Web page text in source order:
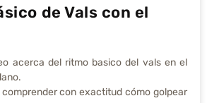
de Vals con el
acerca del ritmo basico del vals en el
con exactitud cómo golpear